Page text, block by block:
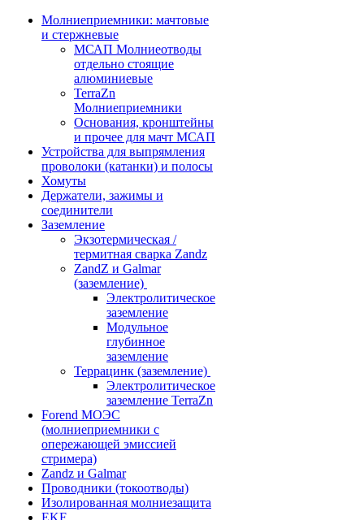
Молниеприемники: мачтовые
и стержневые
МСАП Молниеотводы
отдельно стоящие
алюминиевые
TerraZn
Молниеприемники
Основания, кронштейны
и прочее для мачт МСАП
Устройства для выпрямления
проволоки (катанки) и полосы
Хомуты
Держатели, зажимы и
соединители
Заземление
Экзотермическая /
термитная сварка Zandz
ZandZ и Galmar
(заземление)
Электролитическое
заземление
Модульное
глубинное
заземление
Террацинк (заземление)
Электролитическое
заземление TerraZn
Forend МОЭС
(молниеприемники с
опережающей эмиссией
стримера)
Zandz и Galmar
Проводники (токоотводы)
Изолированная молниезащита
EKF